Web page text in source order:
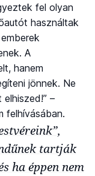
fel olyan
használtak
A
hanem
jönnek. Ne
–
felhívásában.
tartják
ha éppen nem